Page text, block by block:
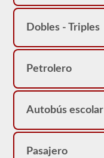
el
asiento
Dobles - Triples
Petrolero
Autobús escolar
Pasajero